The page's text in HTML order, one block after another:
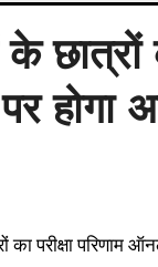
छात्रों
पर होगा